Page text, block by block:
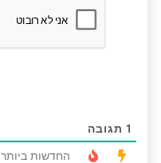
1 תגובה
החדשות ביותר